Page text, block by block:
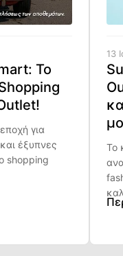
Το
για
έξυπνες
shopping
13
Το